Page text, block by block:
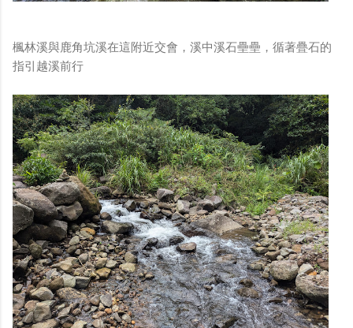
楓林溪與鹿角坑溪在這附近交會，溪中溪石壘壘，循著疊石的
指引越溪前行